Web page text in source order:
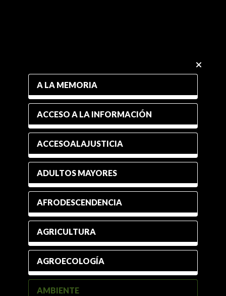
A LA MEMORIA
ACCESO A LA INFORMACIÓN
ACCESOALAJUSTICIA
ADULTOS MAYORES
AFRODESCENDENCIA
AGRICULTURA
AGROECOLOGÍA
AMBIENTE